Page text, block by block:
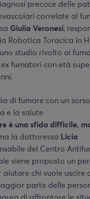
precoce delle
correlate al
Giulia Veronesi,
Robotica Toracica in
studio rivolto ai
fumatori con età
di fumare con un sorso
e la salute
è una sfida difficile,
la dottoressa Licia
del Centro
viene proposto un
chi vuole uscire
parte delle